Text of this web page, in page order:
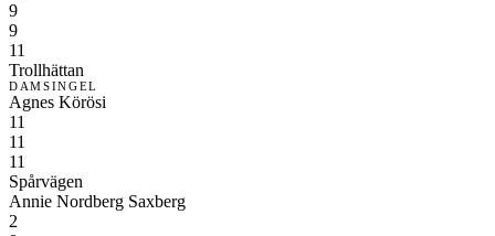
9
9
11
Trollhättan
DAMSINGEL
Agnes Körösi
11
11
11
Spårvägen
Annie Nordberg Saxberg
2